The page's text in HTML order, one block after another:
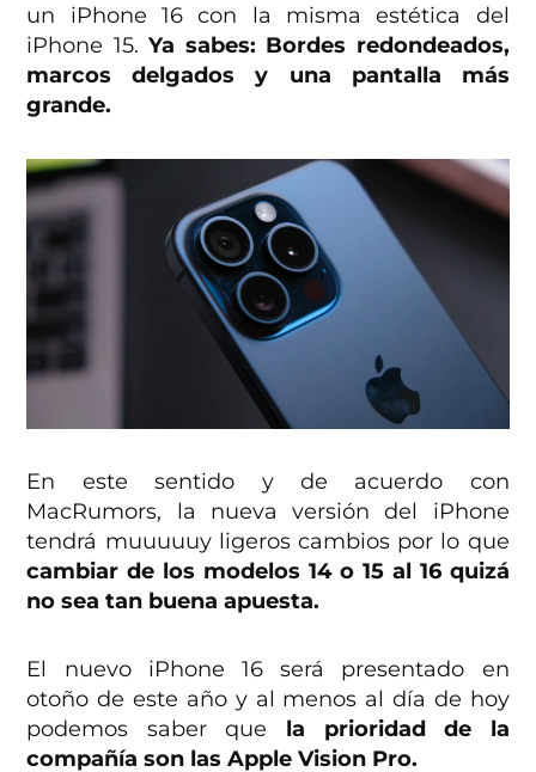
un iPhone 16 con la misma estética del
iPhone 15.Ya sabes: Bordes redondeados,
marcos delgados y una pantalla más
grande.
En este sentido y de acuerdo con
MacRumors, la nueva versión del iPhone
tendrá muuuuuy ligeros cambios por lo que
cambiar de los modelos 14 o 15 al 16 quizá
no sea tan buena apuesta.
El nuevo iPhone 16 será presentado en
otoño de este año y al menos al día de hoy
podemos saber que la prioridad de la
compañía son las Apple Vision Pro.